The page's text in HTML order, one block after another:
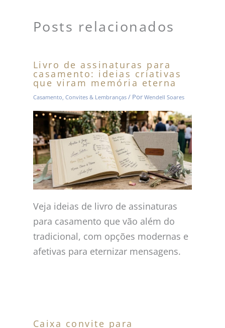
Posts relacionados
Livro de assinaturas para
casamento: ideias criativas
que viram memória eterna
Casamento Convites & Lembranças/ Por Wendell Soares
Veja ideias de livro de assinaturas
para casamento que vão além do
tradicional, com opções modernas e
afetivas para eternizar mensagens.
Caixa convite para